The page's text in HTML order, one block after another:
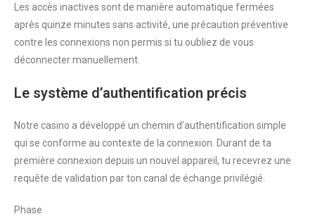
Les accès inactives sont de manière automatique fermées
après quinze minutes sans activité, une précaution préventive
contre les connexions non permis si tu oubliez de vous
déconnecter manuellement.
Le système d’authentification précis
Notre casino a développé un chemin d’authentification simple
qui se conforme au contexte de la connexion. Durant de ta
première connexion depuis un nouvel appareil, tu recevrez une
requête de validation par ton canal de échange privilégié.
Phase